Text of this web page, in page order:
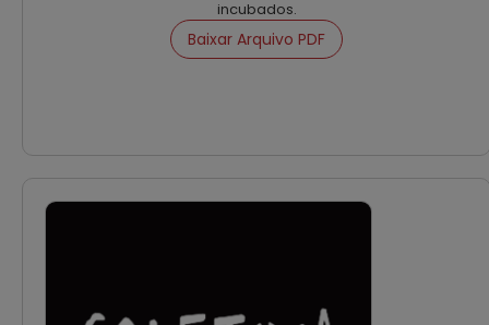
incubados.
Baixar Arquivo PDF